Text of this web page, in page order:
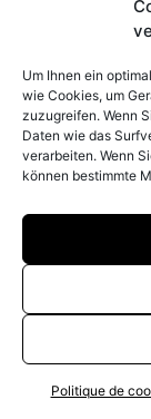
Um Ihnen ein
wie Cookies, um
zuzugreifen. Wenn
Daten wie das
verarbeiten. Wenn
können bestimmte
Politique de
© 2026